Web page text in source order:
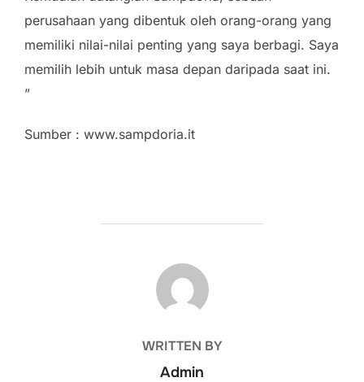
perusahaan yang dibentuk oleh orang-orang yang
memiliki nilai-nilai penting yang saya berbagi. Saya
memilih lebih untuk masa depan daripada saat ini.
”
Sumber : www.sampdoria.it
POST AUTHOR
WRITTEN BY
Admin